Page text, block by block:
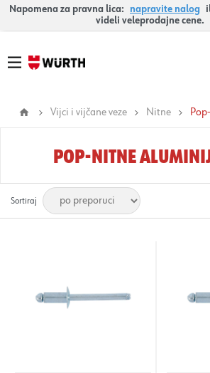
Napomena za pravna lica: napravite nalog
videli veleprodajne cene.
Vijci i vijčane veze Nitne
POP-NITNE
Sortiraj